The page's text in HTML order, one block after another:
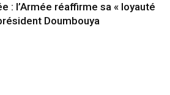
: l’Armée réaffirme sa « loyauté
Doumbouya